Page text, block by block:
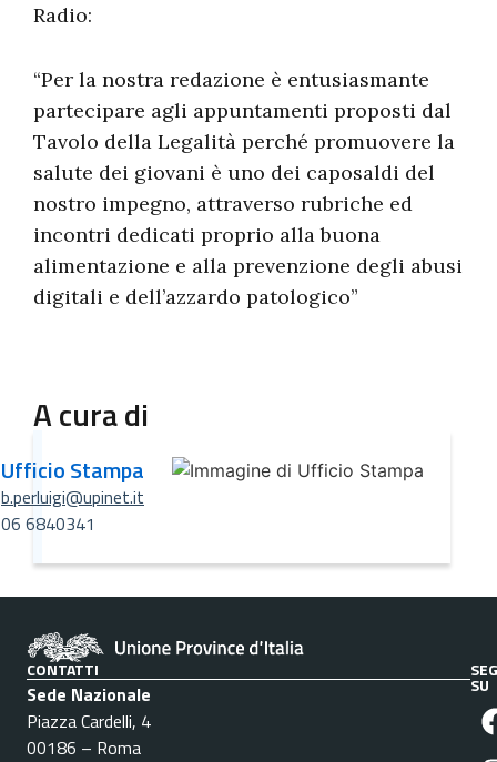
Radio:
“Per la nostra redazione è entusiasmante
partecipare agli appuntamenti proposti dal
Tavolo della Legalità perché promuovere la
salute dei giovani è uno dei caposaldi del
nostro impegno, attraverso rubriche ed
incontri dedicati proprio alla buona
alimentazione e alla prevenzione degli abusi
digitali e dell’azzardo patologico”
A cura di
Ufficio Stampa
b.perluigi@upinet.it
06 6840341
CONTATTI
Sede Nazionale
Piazza Cardelli, 4
00186 – Roma
SU